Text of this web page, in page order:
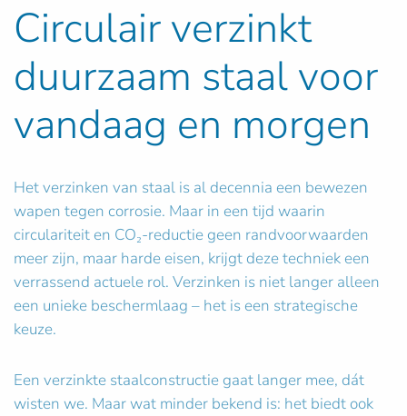
Circulair verzinkt
duurzaam staal voor
vandaag en morgen
Het verzinken van staal is al decennia een bewezen
wapen tegen corrosie. Maar in een tijd waarin
circulariteit en CO₂-reductie geen randvoorwaarden
meer zijn, maar harde eisen, krijgt deze techniek een
verrassend actuele rol. Verzinken is niet langer alleen
een unieke beschermlaag – het is een strategische
keuze.
Een verzinkte staalconstructie gaat langer mee, dát
wisten we. Maar wat minder bekend is: het biedt ook